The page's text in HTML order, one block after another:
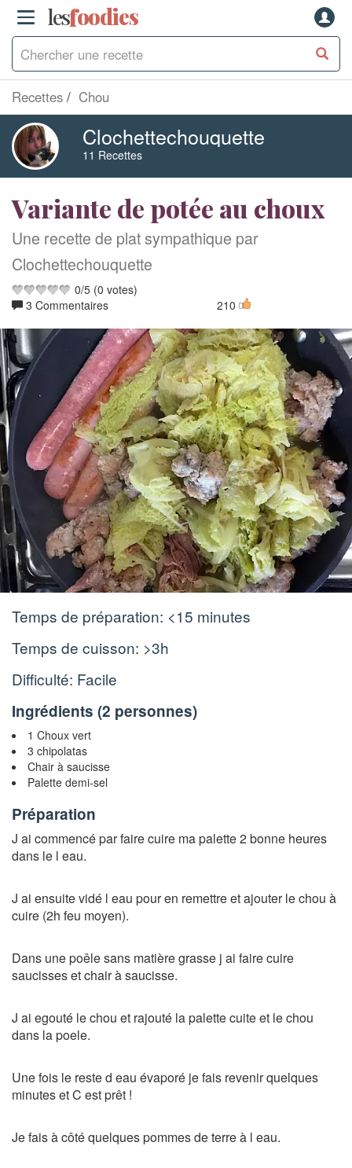
lesfoodies
Recettes Chou
Clochettechouquette
11 Recettes
Variante de potée au choux
Une recette de plat sympathique par
Clochettechouquette
0/5 (0 votes)
3 Commentaires
210
Temps de préparation: <15 minutes
Temps de cuisson: >3h
Difficulté: Facile
Ingrédients (2 personnes)
1 Choux vert
3 chipolatas
Chair à saucisse
Palette demi-sel
Préparation
J ai commencé par faire cuire ma palette 2 bonne heures
dans le l eau.
J ai ensuite vidé l eau pour en remettre et ajouter le chou à
cuire (2h feu moyen).
Dans une poêle sans matière grasse j ai faire cuire
saucisses et chair à saucisse.
J ai egouté le chou et rajouté la palette cuite et le chou
dans la poele.
Une fois le reste d eau évaporé je fais revenir quelques
minutes et C est prêt !
Je fais à côté quelques pommes de terre à l eau.